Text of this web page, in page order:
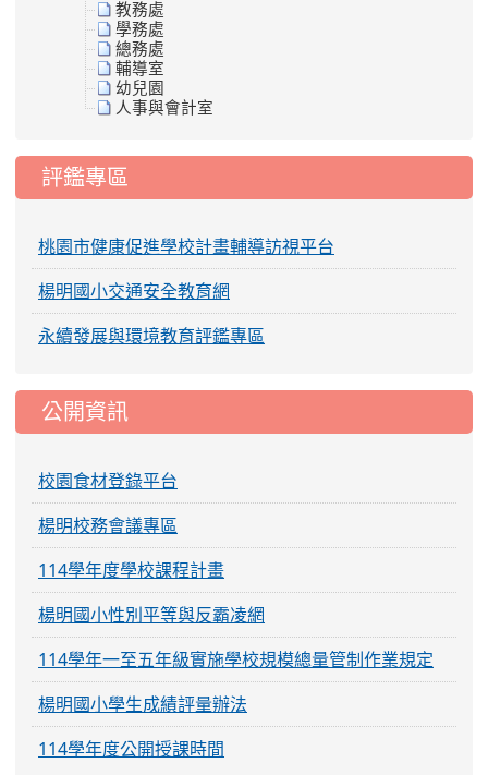
教務處
學務處
總務處
輔導室
幼兒園
人事與會計室
評鑑專區
桃園市健康促進學校計畫輔導訪視平台
楊明國小交通安全教育網
永續發展與環境教育評鑑專區
公開資訊
校園食材登錄平台
楊明校務會議專區
114學年度學校課程計畫
楊明國小性別平等與反霸凌網
114學年一至五年級實施學校規模總量管制作業規定
楊明國小學生成績評量辦法
114學年度公開授課時間